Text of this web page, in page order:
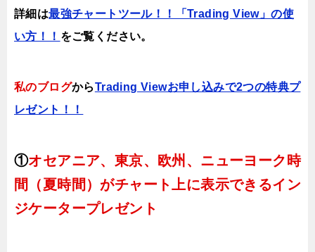
詳細は最強チャートツール！！「Trading View」の使
い方！！ をご覧ください。
私のブログからTrading Viewお申し込みで2つの特典プ
レゼント！！
①オセアニア、東京、欧州、ニューヨーク時
間（夏時間）がチャート上に表示できるイン
ジケータープレゼント